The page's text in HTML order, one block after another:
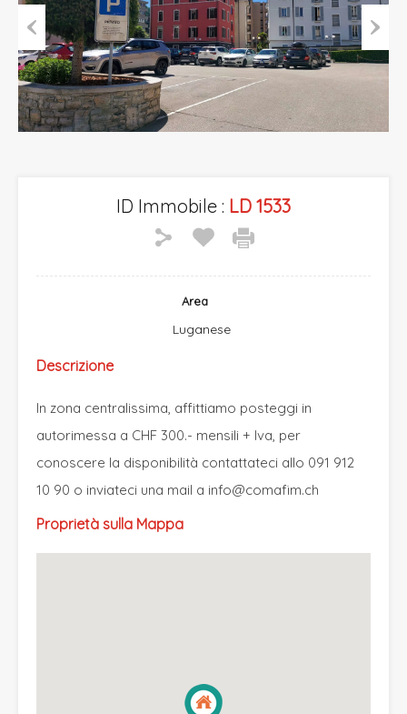
Previous Next
ID Immobile : LD 1533
Area
Luganese
Descrizione
In zona centralissima, affittiamo posteggi in
autorimessa a CHF 300.- mensili + Iva, per
conoscere la disponibilità contattateci allo 091 912
10 90 o inviateci una mail a info@comafim.ch
Proprietà sulla Mappa